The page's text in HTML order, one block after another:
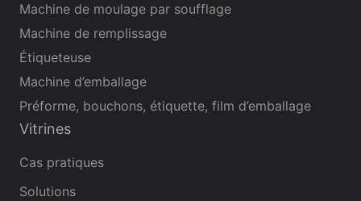
Machine de moulage par soufflage
Machine de remplissage
Étiqueteuse
Machine d’emballage
Préforme, bouchons, étiquette, film d’emballage
Vitrines
Cas pratiques
Solutions